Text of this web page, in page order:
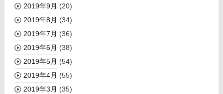
2019年9月 (20)
2019年8月 (34)
2019年7月 (36)
2019年6月 (38)
2019年5月 (54)
2019年4月 (55)
2019年3月 (35)